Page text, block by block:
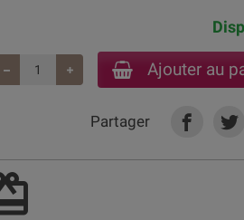
Ajouter au
Partager